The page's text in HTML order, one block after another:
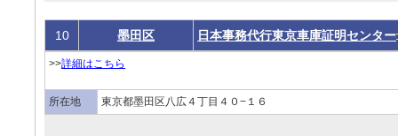
10 墨田区 日本事務代行東京車庫証明センター
>>詳細はこちら
所在地 東京都墨田区八広４丁目４０−１６